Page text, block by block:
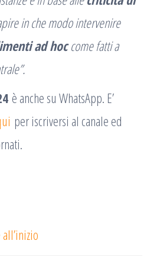
in che modo intervenire
ad hoccome fatti a
è anche su WhatsApp. E’
per iscriversi al canale ed